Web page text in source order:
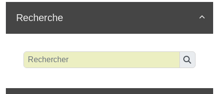

Recherche